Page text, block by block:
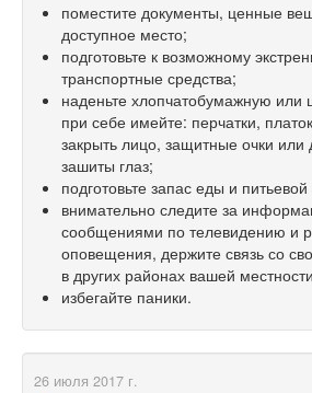
поместите документы, ценные
доступное место;
подготовьте к возможному
транспортные средства;
наденьте хлопчатобумажную или
при себе имейте: перчатки,
закрыть лицо, защитные очки или
зашиты глаз;
подготовьте запас еды и
внимательно следите за
сообщениями по телевидению и
оповещения, держите связь со
в других районах вашей
избегайте паники.
26 июля 2017 г.